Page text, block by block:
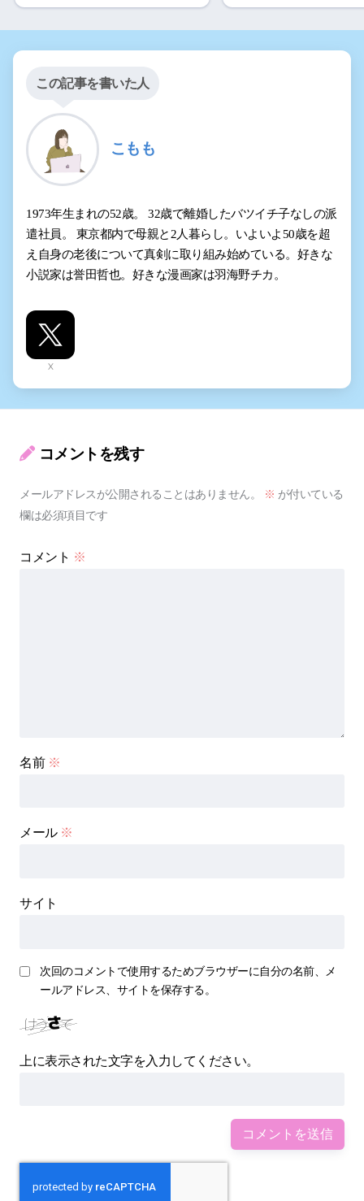
この記事を書いた人
こもも
1973年生まれの52歳。 32歳で離婚したバツイチ子なしの派
遣社員。 東京都内で母親と2人暮らし。いよいよ50歳を超
え自身の老後について真剣に取り組み始めている。好きな
小説家は誉田哲也。好きな漫画家は羽海野チカ。
X
コメントを残す
メールアドレスが公開されることはありません。 ※ が付いている
欄は必須項目です
コメント ※
名前 ※
メール ※
サイト
次回のコメントで使用するためブラウザーに自分の名前、メ
ールアドレス、サイトを保存する。
上に表示された文字を入力してください。